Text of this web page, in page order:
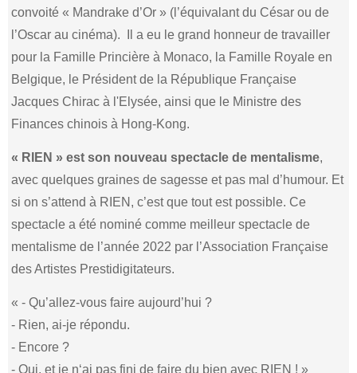
convoité « Mandrake d’Or » (l’équivalant du César ou de
l’Oscar au cinéma). Il a eu le grand honneur de travailler
pour la Famille Princière à Monaco, la Famille Royale en
Belgique, le Président de la République Française
Jacques Chirac à l'Elysée, ainsi que le Ministre des
Finances chinois à Hong-Kong.
« RIEN » est son nouveau spectacle de mentalisme,
avec quelques graines de sagesse et pas mal d’humour. Et
si on s’attend à RIEN, c’est que tout est possible. Ce
spectacle a été nominé comme meilleur spectacle de
mentalisme de l’année 2022 par l’Association Française
des Artistes Prestidigitateurs.
« - Qu’allez-vous faire aujourd’hui ?
- Rien, ai-je répondu.
- Encore ?
- Oui, et je n‘ai pas fini de faire du bien avec RIEN ! »